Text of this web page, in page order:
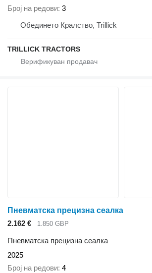
Број на редови 3
Обединето Кралство, Trillick
TRILLICK TRACTORS
Пневматска прецизна сеалка
2.162 €
1.850 GBP
Пневматска прецизна сеалка
2025
Број на редови 4